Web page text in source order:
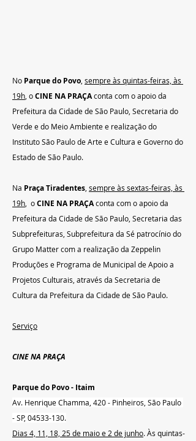
No Parque do Povo sempre às quintas-feiras, às
19h , o CINE NA PRAÇA conta com o apoio da
Prefeitura da Cidade de São Paulo, Secretaria do
Verde e do Meio Ambiente e realização do
Instituto São Paulo de Arte e Cultura e Governo do
Estado de São Paulo.
Na Praça Tiradentes sempre às sextas-feiras, às
19h ,  o CINE NA PRAÇA conta com o apoio da
Prefeitura da Cidade de São Paulo, Secretaria das
Subprefeituras, Subprefeitura da Sé patrocínio do
Grupo Matter com a realização da Zeppelin
Produções e Programa de Municipal de Apoio a
Projetos Culturais, através da Secretaria de
Cultura da Prefeitura da Cidade de São Paulo.
Serviço
CINE NA PRAÇA
Parque do Povo - Itaim
Av. Henrique Chamma, 420 - Pinheiros, São Paulo
- SP, 04533-130.
Dias 4, 11, 18, 25 de maio e 2 de junho. Às quintas-